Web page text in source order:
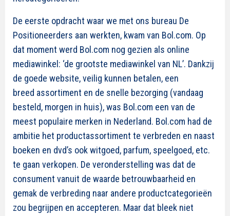
De eerste opdracht waar we met ons bureau De
Positioneerders aan werkten, kwam van Bol.com. Op
dat moment werd Bol.com nog gezien als online
mediawinkel: ‘de grootste mediawinkel van NL’. Dankzij
de goede website, veilig kunnen betalen, een
breed assortiment en de snelle bezorging (vandaag
besteld, morgen in huis), was Bol.com een van de
meest populaire merken in Nederland. Bol.com had de
ambitie het productassortiment te verbreden en naast
boeken en dvd’s ook witgoed, parfum, speelgoed, etc.
te gaan verkopen. De veronderstelling was dat de
consument vanuit de waarde betrouwbaarheid en
gemak de verbreding naar andere productcategorieën
zou begrijpen en accepteren. Maar dat bleek niet